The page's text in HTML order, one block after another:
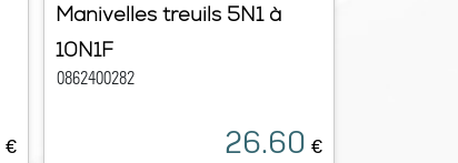
€
Manivelles treuils 5N1 à
10N1F
0862400282
26.60 €